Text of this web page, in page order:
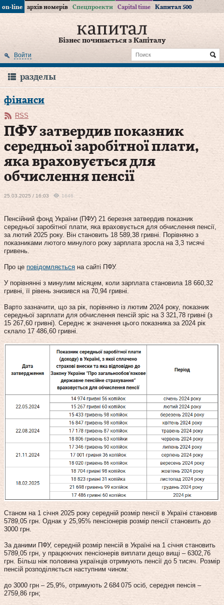
on-line архів номерів Спецпроекти Capital time Капитал 500
Бізнес починається з Капіталу
Войти
разделы
фінанси
RSS
ПФУ затвердив показник
середньої заробітної плати,
яка враховується для
обчислення пенсії
25.03.2025 / 16:03 1646
Пенсійний фонд України (ПФУ) 21 березня затвердив показник
середньої заробітної плати, яка враховується для обчислення пенсії,
за лютий 2025 року. Він становить 18 589,38 гривні. Порівняно з
показниками лютого минулого року зарплата зросла на 3,3 тисячі
гривень.
Про це повідомляється на сайті ПФУ.
У порівнянні з минулим місяцем, коли зарплата становила 18 660,32
гривні, її рівень знизився на 70,94 гривні.
Варто зазначити, що за рік, порівняно із лютим 2024 року, показник
середньої зарплати для обчислення пенсій зріс на 3 321,78 гривні (з
15 267,60 гривні). Середнє ж значення цього показника за 2024 рік
склало 17 486,60 гривні.
Станом на 1 січня 2025 року середній розмір пенсії в Україні становив
5789,05 грн. Однак у 25,95% пенсіонерів розмір пенсії становить до
3000 грн.
За даними ПФУ, середній розмір пенсій в Україні на 1 січня становить
5789,05 грн, у працюючих пенсіонерів виплати дещо вищі – 6302,76
грн. Більш ніж половина українців отримують пенсії до 5 тисяч. Розмір
пенсій розподіляється наступним чином:
до 3000 грн – 25,9%, отримують 2 684 075 осіб, середня пенсія –
2759,86 грн;